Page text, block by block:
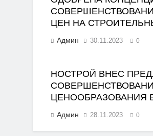
ЦЕН НА
Админ 30.11.2023 0
НОСТРОЙ ВНЕС
ЦЕНООБРАЗОВАНИЯ
Админ 28.11.2023 0